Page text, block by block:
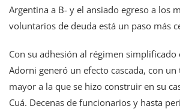
Argentina a B- y el ansiado egreso a los
voluntarios de deuda está un paso más
Con su adhesión al régimen simplificado
Adorni generó un efecto cascada, con
mayor a la que se hizo construir en su
Cuá. Decenas de funcionarios y hasta